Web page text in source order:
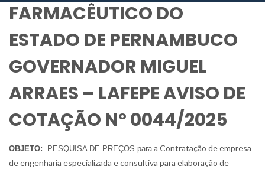
FARMACÊUTICO DO
ESTADO DE PERNAMBUCO
GOVERNADOR MIGUEL
ARRAES – LAFEPE AVISO DE
COTAÇÃO Nº 0044/2025
OBJETO: PESQUISA DE PREÇOS para a Contratação de empresa
de engenharia especializada e consultiva para elaboração de